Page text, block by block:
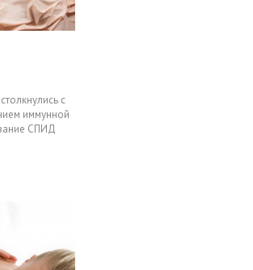
с
иммунной
СПИД